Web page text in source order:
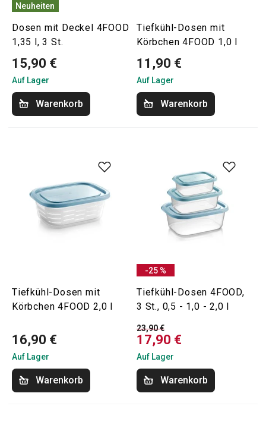
Neuheiten
Dosen mit Deckel 4FOOD
1,35 l, 3 St.
15,90 €
Auf Lager
Warenkorb
Tiefkühl-Dosen mit
Körbchen 4FOOD 1,0 l
11,90 €
Auf Lager
Warenkorb
Tiefkühl-Dosen mit
Körbchen 4FOOD 2,0 l
16,90 €
Auf Lager
Warenkorb
-25 %
Tiefkühl-Dosen 4FOOD,
3 St., 0,5 - 1,0 - 2,0 l
23,90 €
17,90 €
Auf Lager
Warenkorb